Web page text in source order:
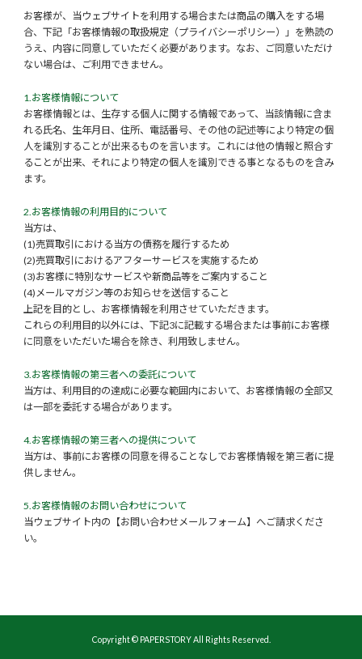
お客様が、当ウェブサイトを利用する場合または商品の購入をする場
合、下記「お客様情報の取扱規定（プライバシーポリシー）」を熟読の
うえ、内容に同意していただく必要があります。なお、ご同意いただけ
ない場合は、ご利用できません。
1.お客様情報について
お客様情報とは、生存する個人に関する情報であって、当該情報に含ま
れる氏名、生年月日、住所、電話番号、その他の記述等により特定の個
人を識別することが出来るものを言います。これには他の情報と照合す
ることが出来、それにより特定の個人を識別できる事となるものを含み
ます。
2.お客様情報の利用目的について
当方は、
(1)売買取引における当方の債務を履行するため
(2)売買取引におけるアフターサービスを実施するため
(3)お客様に特別なサービスや新商品等をご案内すること
(4)メールマガジン等のお知らせを送信すること
上記を目的とし、お客様情報を利用させていただきます。
これらの利用目的以外には、下記3に記載する場合または事前にお客様
に同意をいただいた場合を除き、利用致しません。
3.お客様情報の第三者への委託について
当方は、利用目的の達成に必要な範囲内において、お客様情報の全部又
は一部を委託する場合があります。
4.お客様情報の第三者への提供について
当方は、事前にお客様の同意を得ることなしでお客様情報を第三者に提
供しません。
5.お客様情報のお問い合わせについて
当ウェブサイト内の【お問い合わせメールフォーム】へご請求くださ
い。
Copyright © PAPERSTORY All Rights Reserved.